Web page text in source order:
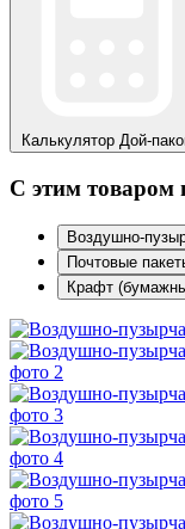
Калькулятор Дой-
С этим товаром
Воздушно-
Почтовые
Крафт